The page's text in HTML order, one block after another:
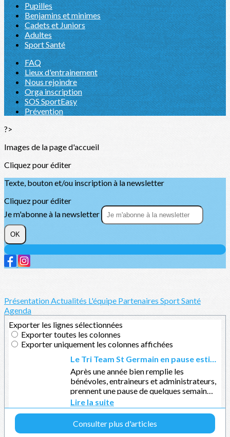
Pupilles
Benjamins et minimes
Cadets et Juniors
Adultes
Sport Santé
FAQ
Lieux d'entrainement
Nous rejoindre
Orga inscription
SOS SportEasy
Prévention
?>
Images de la page d'accueil
Cliquez pour éditer
Texte, bouton et/ou inscription à la newsletter
Cliquez pour éditer
Je m'abonne à la newsletter
OK
PrésentationActualités L'équipe Partenaires Sport Santé
Agenda